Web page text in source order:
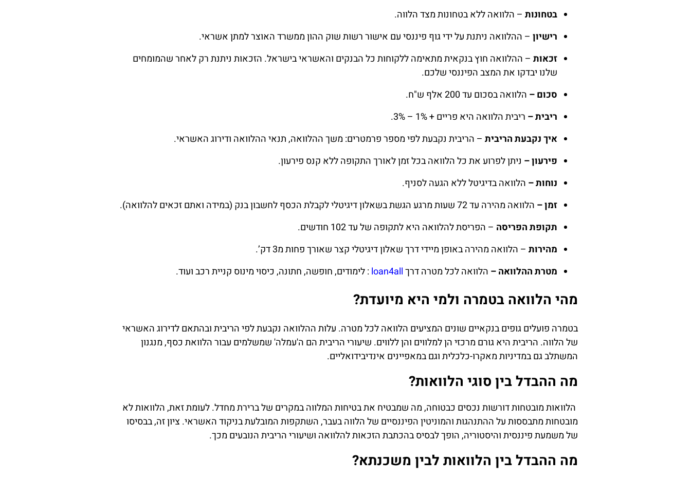
בטחונות – הלוואה ללא בטחונות מצד הלווה.
רישיון – ההלוואה ניתנת על ידי גוף פיננסי עם אישור רשות שוק ההון ממשרד האוצר למתן אשראי.
זכאות – ההלוואה חוץ בנקאית מתאימה ללקוחות כל הבנקים והאשראי בישראל. הזכאות ניתנת רק לאחר שהמומחים
שלנו יבדקו את המצב הפיננסי שלכם.
סכום – הלוואה בסכום עד 200 אלף ש"ח.
ריבית – ריבית הלוואה היא פריים + 1% – 3%.
איך נקבעת הריבית – הריבית נקבעת לפי מספר פרמטרים: משך ההלוואה, תנאי ההלוואה ודירוג האשראי.
פירעון– ניתן לפרוע את כל הלוואה בכל זמן לאורך התקופה ללא קנס פירעון.
נוחות – הלוואה בדיגיטל ללא הגעה לסניף.
זמן – הלוואה מהירה עד 72 שעות מרגע הגשת בשאלון דיגיטלי לקבלת הכסף לחשבון בנק (במידה ואתם זכאים להלוואה).
תקופת הפריסה – הפריסת להלוואה היא לתקופה של עד 102 חודשים.
מהירות – הלוואה מהירה באופן מיידי דרך שאלון דיגיטלי קצר שאורך פחות מ3 דק’.
מטרת ההלוואה – הלוואה לכל מטרה דרךloan4all: לימודים, חופשה, חתונה, כיסוי מינוס קניית רכב ועוד.
מהי הלוואה בטמרה ולמי היא מיועדת?
בטמרה פועלים גופים בנקאיים שונים המציעים הלוואה לכל מטרה. עלות ההלוואה נקבעת לפי הריבית ובהתאם לדירוג האשראי
של הלווה. הריבית היא גורם מרכזי הן למלווים והן ללווים. שיעורי הריבית הם ה'עמלה' שמשלמים עבור הלוואת כסף, מנגנון
המשתלב גם במדיניות מאקרו-כלכלית וגם במאפיינים אינדיבידואליים.
מה ההבדל בין סוגי הלוואות?
הלוואות מובטחות דורשות נכסים כבטוחה, מה שמבטיח את בטיחות המלווה במקרים של ברירת מחדל. לעומת זאת, הלוואות לא
מובטחות מתבססות על ההתנהגות והמוניטין הפיננסיים של הלווה בעבר, השתקפות המובלעת בניקוד האשראי. ציון זה, בבסיסו
של משמעת פיננסית והיסטוריה, הופך לבסיס בהכתבת הזכאות להלוואה ושיעורי הריבית הנובעים מכך.
מה ההבדל בין הלוואות לבין משכנתא?